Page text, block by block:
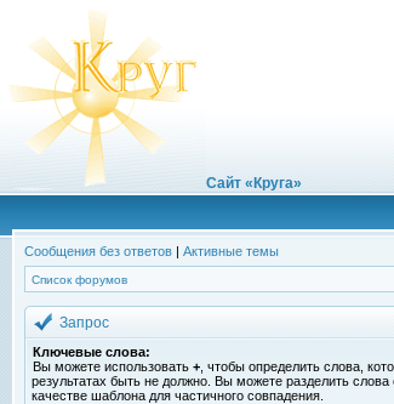
Сайт «Круга»
Сообщения без ответов | Активные темы
Список форумов
Запрос
Ключевые слова:
Вы можете использовать + , чтобы определить слова,
результатах быть не должно. Вы можете разделить
качестве шаблона для частичного совпадения.